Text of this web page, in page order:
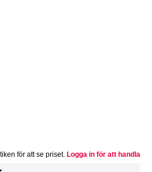
för att se priset. Logga in för att handla